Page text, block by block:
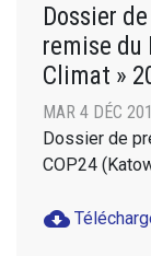
Dossier
remise du
Climat »
MAR 4 DÉC
Dossier de
COP24
cloud_download